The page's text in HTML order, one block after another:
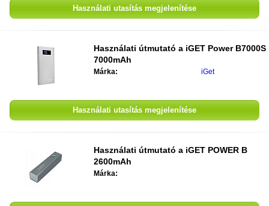
Használati utasítás megjelenítése
Használati útmutató a iGET Power B7000S
7000mAh
Márka: iGet
Használati utasítás megjelenítése
Használati útmutató a iGET POWER B
2600mAh
Márka: